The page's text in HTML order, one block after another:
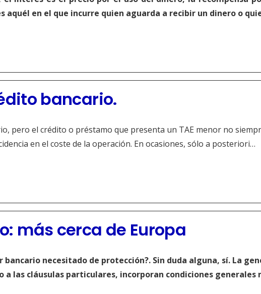
aquél en el que incurre quien aguarda a recibir un dinero o
bancario.
pero el crédito o préstamo que presenta un TAE menor no
en el coste de la operación. En ocasiones, sólo a posteriori…
más cerca de Europa
necesitado de protección?. Sin duda alguna, sí. La
a las cláusulas particulares, incorporan condiciones generales